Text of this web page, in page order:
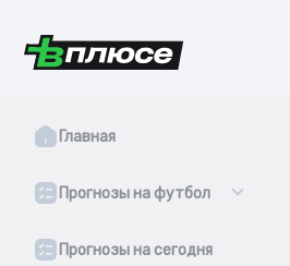
Главная
Прогнозы на футбол
Прогнозы на сегодня